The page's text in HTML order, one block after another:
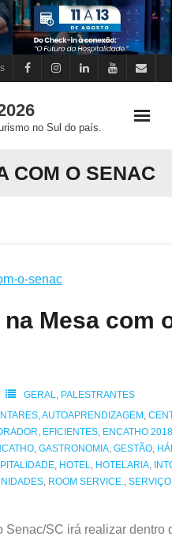
no Sul do país.
COM O SENAC
Mesa com
GERAL, PALESTRANTES
,AUTOAPRENDIZAGEM ,
, EFICIENTES, ENCATHO
, GASTRONOMIA, GESTÃO,
, HOTEL, HOTELARIA,
, ROOM SERVICE., SERVIÇO
Senac/SC irá realizar dentro